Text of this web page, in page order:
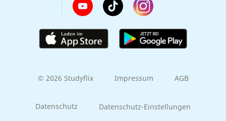
© 2026 Studyflix Impressum AGB
Datenschutz Datenschutz-Einstellungen